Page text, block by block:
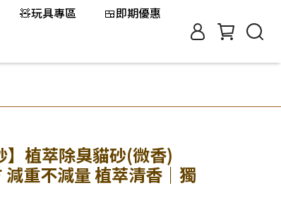
🧸玩具專區 🍱即期優惠
】植萃除臭貓砂(微香)
重不減量 植萃清香｜獨